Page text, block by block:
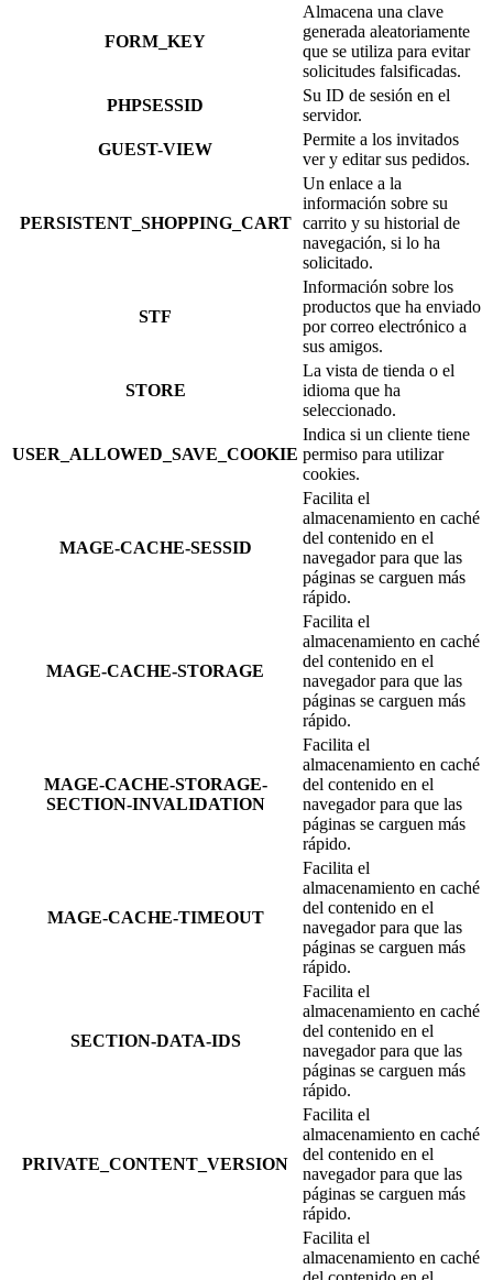
FORM_KEY
Almacena una clave
generada aleatoriamente
que se utiliza para evitar
solicitudes falsificadas.
PHPSESSID
Su ID de sesión en el
servidor.
GUEST-VIEW
Permite a los invitados
ver y editar sus pedidos.
PERSISTENT_SHOPPING_CART
Un enlace a la
información sobre su
carrito y su historial de
navegación, si lo ha
solicitado.
STF
Información sobre los
productos que ha enviado
por correo electrónico a
sus amigos.
STORE
La vista de tienda o el
idioma que ha
seleccionado.
USER_ALLOWED_SAVE_COOKIE
Indica si un cliente tiene
permiso para utilizar
cookies.
MAGE-CACHE-SESSID
Facilita el
almacenamiento en caché
del contenido en el
navegador para que las
páginas se carguen más
rápido.
MAGE-CACHE-STORAGE
Facilita el
almacenamiento en caché
del contenido en el
navegador para que las
páginas se carguen más
rápido.
MAGE-CACHE-STORAGE-
SECTION-INVALIDATION
Facilita el
almacenamiento en caché
del contenido en el
navegador para que las
páginas se carguen más
rápido.
MAGE-CACHE-TIMEOUT
Facilita el
almacenamiento en caché
del contenido en el
navegador para que las
páginas se carguen más
rápido.
SECTION-DATA-IDS
Facilita el
almacenamiento en caché
del contenido en el
navegador para que las
páginas se carguen más
rápido.
PRIVATE_CONTENT_VERSION
Facilita el
almacenamiento en caché
del contenido en el
navegador para que las
páginas se carguen más
rápido.
Facilita el
almacenamiento en caché